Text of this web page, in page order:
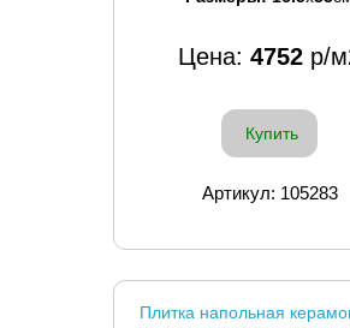
Цена: 4752 р/
Купить
Артикул: 105283
Плитка напольная